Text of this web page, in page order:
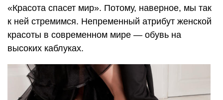
«Красота спасет мир». Потому, наверное, мы так
к ней стремимся. Непременный атрибут женской
красоты в современном мире — обувь на
высоких каблуках.